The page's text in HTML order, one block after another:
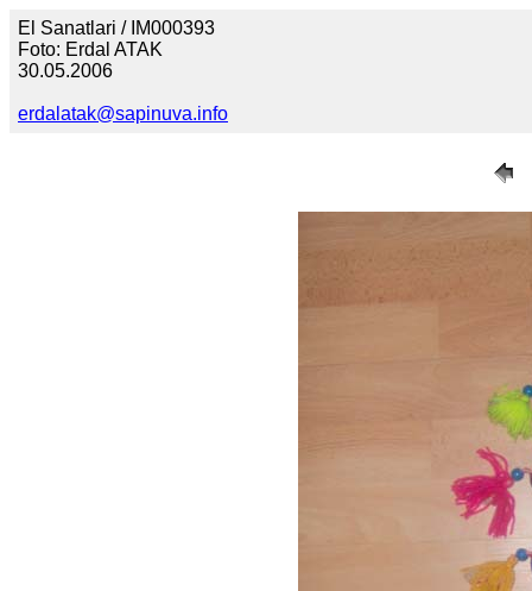
El Sanatlari / IM000393
Foto: Erdal ATAK
30.05.2006
erdalatak@sapinuva.info